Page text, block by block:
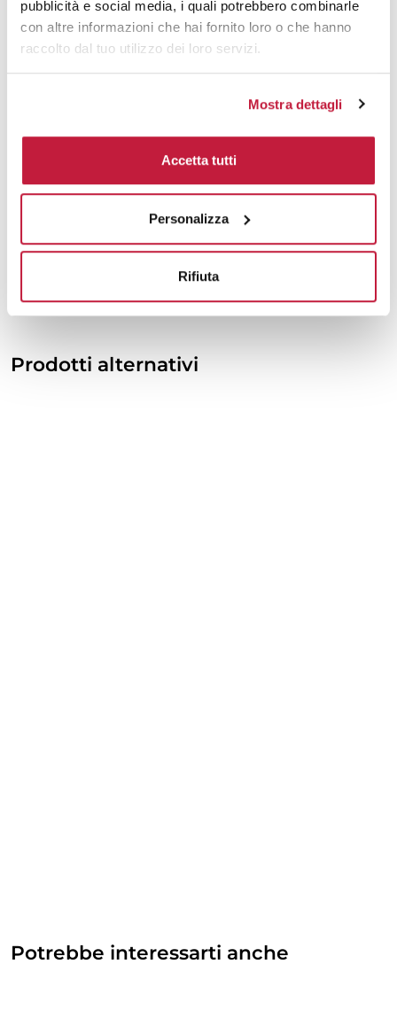
pubblicità e social media, i quali potrebbero combinarle
con altre informazioni che hai fornito loro o che hanno
raccolto dal tuo utilizzo dei loro servizi.
Mostra dettagli
Accetta tutti
Personalizza
Rifiuta
2000 € 19,40 € 20,11
3000 € 19,38
Tecniche di stampa
Area di personalizzazione
Domande e risposte
Prodotti alternativi
Potrebbe interessarti anche